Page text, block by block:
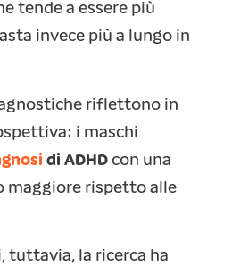
tende a essere più
invece più a lungo in
riflettono in
i maschi
di ADHD con una
maggiore rispetto alle
tuttavia, la ricerca ha